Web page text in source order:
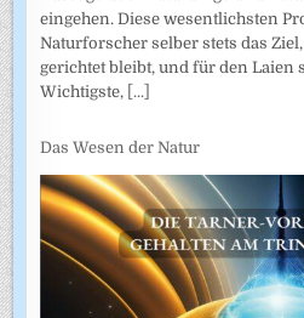
eingehen. Diese wesentlichsten
Naturforscher selber stets das
gerichtet bleibt, und für den Laien
Wichtigste, [...]
Das Wesen der Natur